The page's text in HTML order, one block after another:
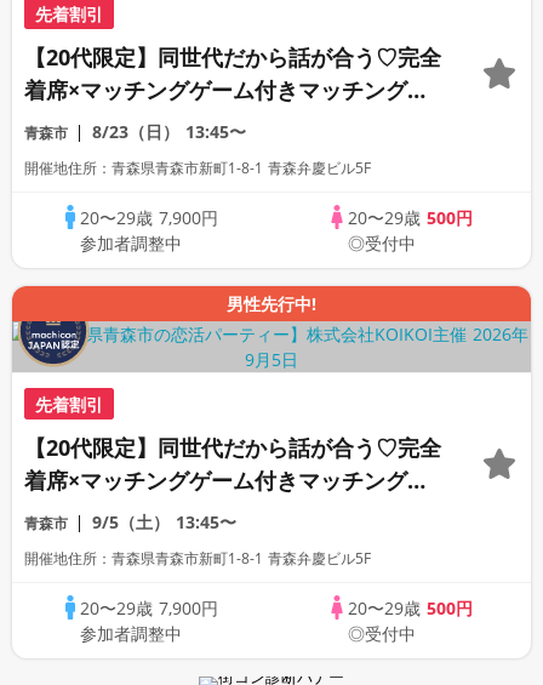
先着割引
【20代限定】同世代だから話が合う♡完全
着席×マッチングゲーム付きマッチングコ
ン
青森市 8/23（日） 13:45〜
開催地住所：青森県青森市新町1-8-1 青森弁慶ビル5F
20〜29歳 7,900円
参加者調整中
20〜29歳 500円
◎受付中
男性先行中!
先着割引
【20代限定】同世代だから話が合う♡完全
着席×マッチングゲーム付きマッチングコ
ン
青森市 9/5（土） 13:45〜
開催地住所：青森県青森市新町1-8-1 青森弁慶ビル5F
20〜29歳 7,900円
参加者調整中
20〜29歳 500円
◎受付中